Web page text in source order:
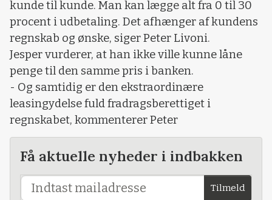
kunde til kunde. Man kan lægge alt fra 0 til 30
procent i udbetaling. Det afhænger af kundens
regnskab og ønske, siger Peter Livoni.
Jesper vurderer, at han ikke ville kunne låne
penge til den samme pris i banken.
- Og samtidig er den ekstraordinære
leasingydelse fuld fradragsberettiget i
regnskabet, kommenterer Peter
Få aktuelle nyheder i indbakken
Tilmeld